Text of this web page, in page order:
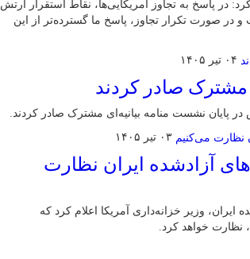
در پاسخ به تجاوز آمریکایی‌ها، نقاط استقرار ارتش
در صورت تکرار تجاوز، پاسخ ما گسترده‌تر از این
۰۴ تیر ۱۴۰۵
مشترک صادر کردند
پایان نشست منامه بیانیه‌ای مشترک صادر کردند.
۰۳ تیر ۱۴۰۵
آزادشده ایران نظارت
وزیر خزانه‌داری آمریکا اعلام کرد که
نظارت خواهد کرد.